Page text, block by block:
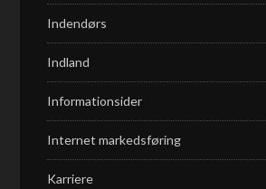
Indendørs
Indland
Informationsider
Internet markedsføring
Karriere